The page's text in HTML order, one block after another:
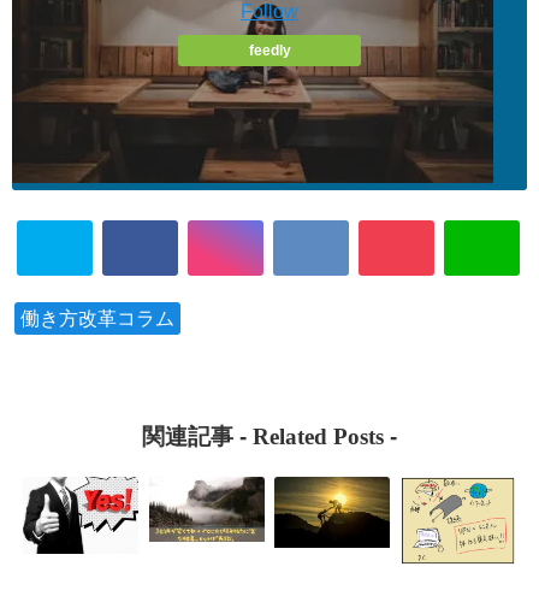
Follow
feedly
働き方改革コラム
関連記事 - Related Posts -